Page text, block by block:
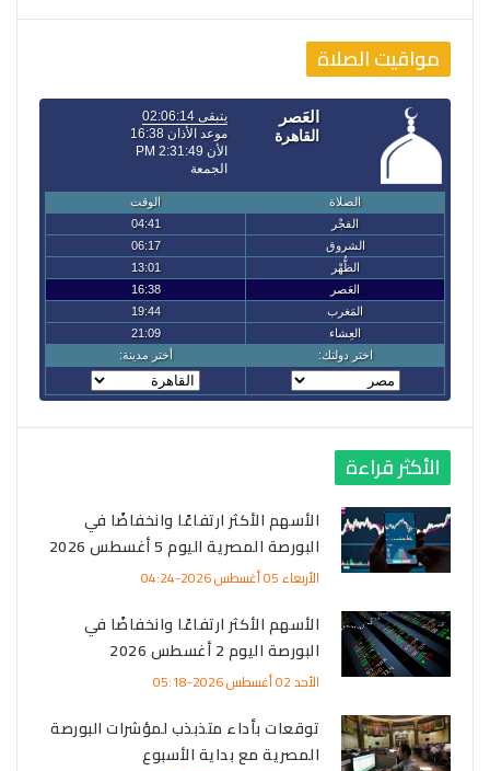
مواقيت الصلاة
الأكثر قراءة
الأسهم الأكثر ارتفاعًا وانخفاضًا في
البورصة المصرية اليوم 5 أغسطس 2026
الأربعاء 05 أغسطس 2026-04:24
الأسهم الأكثر ارتفاعًا وانخفاضًا في
البورصة اليوم 2 أغسطس 2026
الأحد 02 أغسطس 2026-05:18
توقعات بأداء متذبذب لمؤشرات البورصة
المصرية مع بداية الأسبوع